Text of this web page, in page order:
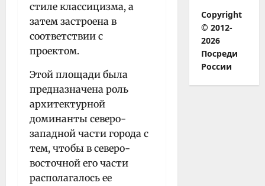
стиле классицизма, а
затем застроена в
соответствии с
проектом.
Этой площади была
предназначена роль
архитектурной
доминанты северо-
западной части города с
тем, чтобы в северо-
восточной его части
располагалось ее
Copyright
© 2012-
2026
Посреди
России